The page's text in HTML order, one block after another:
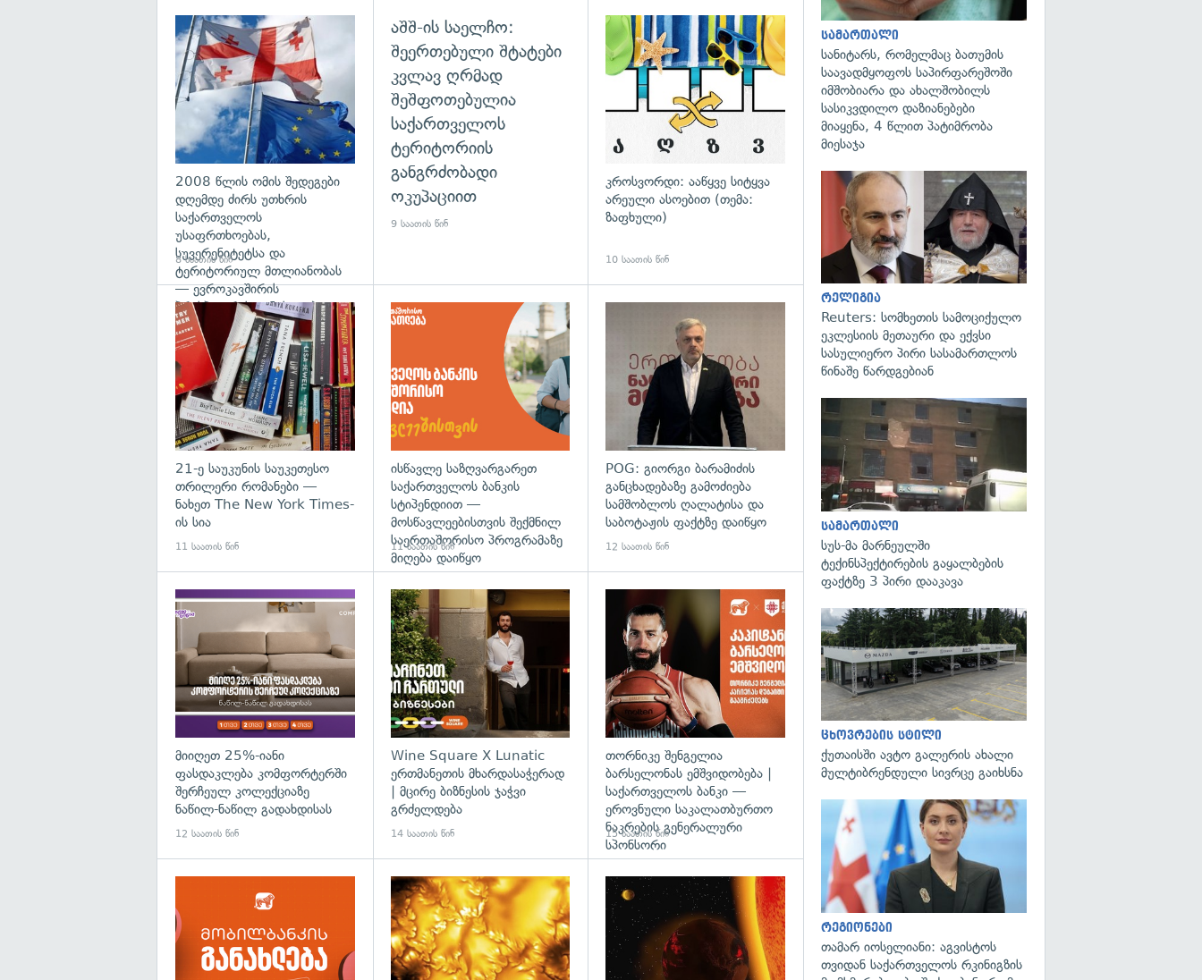
გადახედვა
2008 წლის ომის შედეგები
დღემდე ძირს უთხრის
საქართველოს
უსაფრთხოებას,
სუვერენიტეტსა და
ტერიტორიულ მთლიანობას
— ევროკავშირის
პრესპიკერის განცხადება
8 საათის წინ
აშშ-ის საელჩო:
შეერთებული შტატები
კვლავ ღრმად
შეშფოთებულია
საქართველოს
ტერიტორიის
განგრძობადი
ოკუპაციით
9 საათის წინ
გადახედვა
კროსვორდი: ააწყვე სიტყვა
არეული ასოებით (თემა:
ზაფხული)
10 საათის წინ
გადახედვა
21-ე საუკუნის საუკეთესო
თრილერი რომანები —
ნახეთ The New York Times-
ის სია
11 საათის წინ
ისწავლე საზღვარგარეთ
საქართველოს ბანკის
სტიპენდიით —
მოსწავლეებისთვის შექმნილ
საერთაშორისო პროგრამაზე
მიღება დაიწყო
11 საათის წინ
გადახედვა
POG: გიორგი ბარამიძის
განცხადებაზე გამოძიება
სამშობლოს ღალატისა და
საბოტაჟის ფაქტზე დაიწყო
12 საათის წინ
მიიღეთ 25%-იანი
ფასდაკლება კომფორტერში
შერჩეულ კოლექციაზე
ნაწილ-ნაწილ გადახდისას
12 საათის წინ
Wine Square X Lunatic
ერთმანეთის მხარდასაჭერად
| მცირე ბიზნესის ჯაჭვი
გრძელდება
14 საათის წინ
თორნიკე შენგელია
ბარსელონას ემშვიდობება |
საქართველოს ბანკი —
ეროვნული საკალათბურთო
ნაკრების გენერალური
სპონსორი
15 საათის წინ
გადახედვა გადახედვა
სამართალი
სანიტარს, რომელმაც ბათუმის
საავადმყოფოს საპირფარეშოში
იმშობიარა და ახალშობილს
სასიკვდილო დაზიანებები
მიაყენა, 4 წლით პატიმრობა
მიესაჯა
რელიგია
Reuters: სომხეთის სამოციქულო
ეკლესიის მეთაური და ექვსი
სასულიერო პირი სასამართლოს
წინაშე წარდგებიან
სამართალი
სუს-მა მარნეულში
ტექინსპექტირების გაყალბების
ფაქტზე 3 პირი დააკავა
ცხოვრების სტილი
ქუთაისში ავტო გალერის ახალი
მულტიბრენდული სივრცე გაიხსნა
რეგიონები
თამარ იოსელიანი: აგვისტოს
თვიდან საქართველოს რკინიგზის